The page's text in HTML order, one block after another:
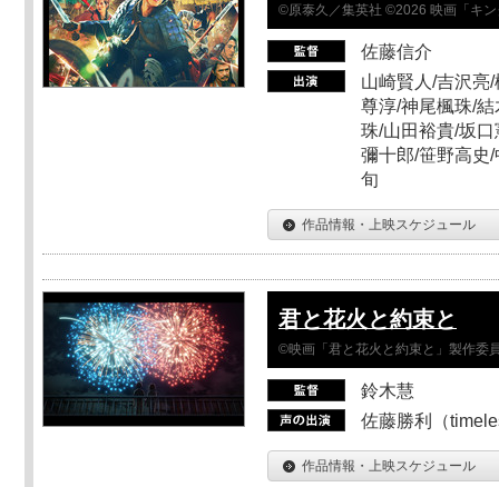
©原泰久／集英社 ©2026 映画「キ
佐藤信介
山崎賢人/吉沢亮
尊淳/神尾楓珠/
珠/山田裕貴/坂
彌十郎/笹野高史
旬
作品情報・上映スケジュール
君と花火と約束と
©映画「君と花火と約束と」製作委
鈴木慧
佐藤勝利（
作品情報・上映スケジュール